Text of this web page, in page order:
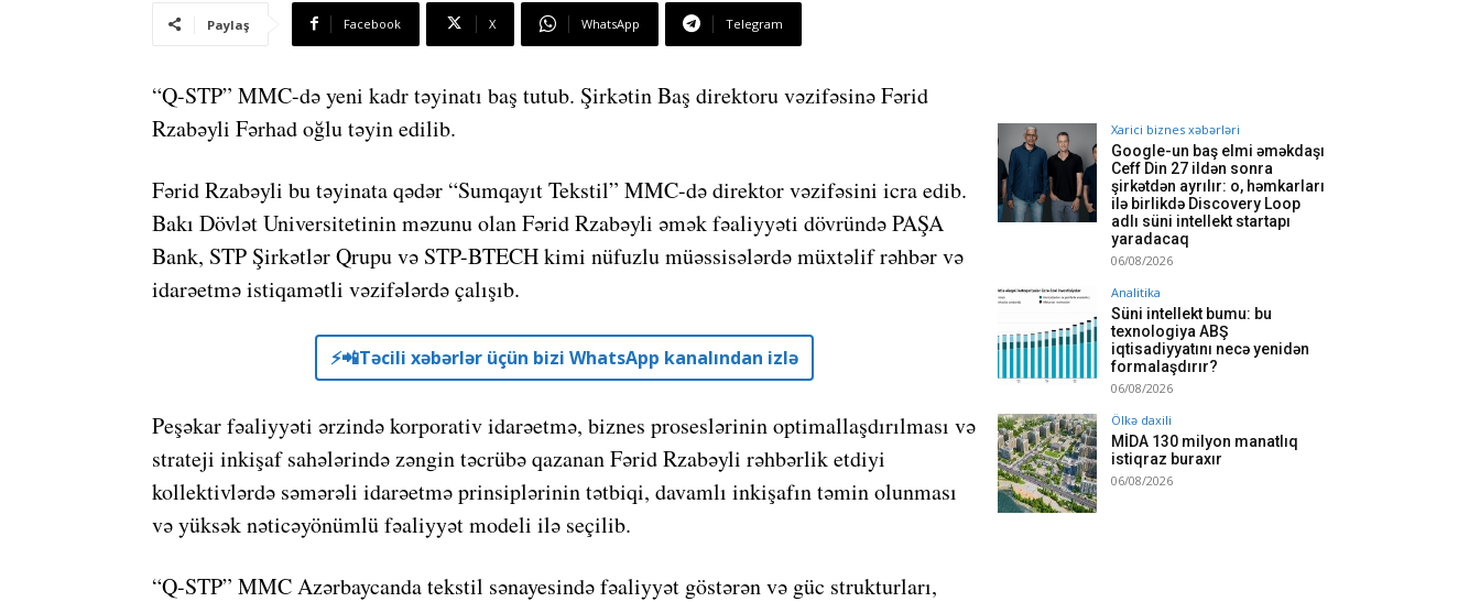
Paylaş Facebook X WhatsApp Telegram
“Q-STP” MMC-də yeni kadr təyinatı baş tutub. Şirkətin Baş direktoru vəzifəsinə Fərid
Rzabəyli Fərhad oğlu təyin edilib.
Fərid Rzabəyli bu təyinata qədər “Sumqayıt Tekstil” MMC-də direktor vəzifəsini icra edib.
Bakı Dövlət Universitetinin məzunu olan Fərid Rzabəyli əmək fəaliyyəti dövründə PAŞA
Bank, STP Şirkətlər Qrupu və STP-BTECH kimi nüfuzlu müəssisələrdə müxtəlif rəhbər və
idarəetmə istiqamətli vəzifələrdə çalışıb.
⚡️📲Təcili xəbərlər üçün bizi WhatsApp kanalından izlə
Peşəkar fəaliyyəti ərzində korporativ idarəetmə, biznes proseslərinin optimallaşdırılması və
strateji inkişaf sahələrində zəngin təcrübə qazanan Fərid Rzabəyli rəhbərlik etdiyi
kollektivlərdə səmərəli idarəetmə prinsiplərinin tətbiqi, davamlı inkişafın təmin olunması
və yüksək nəticəyönümlü fəaliyyət modeli ilə seçilib.
“Q-STP” MMC Azərbaycanda tekstil sənayesində fəaliyyət göstərən və güc strukturları,
Xarici biznes xəbərləri
Google-un baş elmi əməkdaşı
Ceff Din 27 ildən sonra
şirkətdən ayrılır: o, həmkarları
ilə birlikdə Discovery Loop
adlı süni intellekt startapı
yaradacaq
06/08/2026
Analitika
Süni intellekt bumu: bu
texnologiya ABŞ
iqtisadiyyatını necə yenidən
formalaşdırır?
06/08/2026
Ölkə daxili
MİDA 130 milyon manatlıq
istiqraz buraxır
06/08/2026